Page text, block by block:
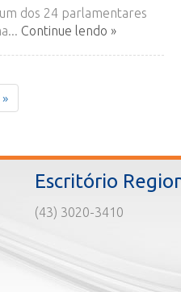
dos 24 parlamentares
Continue lendo »
»
Escritório
(43) 3020-3410